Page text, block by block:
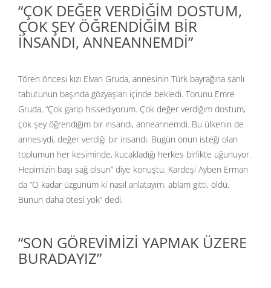
“ÇOK DEĞER VERDİĞİM DOSTUM,
ÇOK ŞEY ÖĞRENDİĞİM BİR
İNSANDI, ANNEANNEMDİ”
Tören öncesi kızı Elvan Gruda, annesinin Türk bayrağına sarılı
tabutunun başında gözyaşları içinde bekledi. Torunu Emre
Gruda, “Çok garip hissediyorum. Çok değer verdiğim dostum,
çok şey öğrendiğim bir insandı, anneannemdi. Bu ülkenin de
annesiydi, değer verdiği bir insandı. Bugün onun isteği olan
toplumun her kesiminde, kucakladığı herkes birlikte uğurluyor.
Hepimizin başı sağ olsun” diye konuştu. Kardeşi Ayben Erman
da “O kadar üzgünüm ki nasıl anlatayım, ablam gitti, öldü.
Bunun daha ötesi yok” dedi.
“SON GÖREVİMİZİ YAPMAK ÜZERE
BURADAYIZ”